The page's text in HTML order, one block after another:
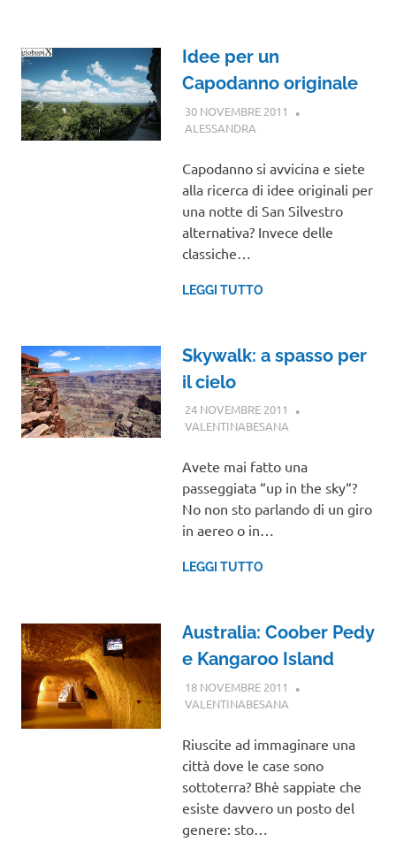
Idee per un
Capodanno originale
30 NOVEMBRE 2011
ALESSANDRA
Capodanno si avvicina e siete
alla ricerca di idee originali per
una notte di San Silvestro
alternativa? Invece delle
classiche…
LEGGI TUTTO
Skywalk: a spasso per
il cielo
24 NOVEMBRE 2011
VALENTINABESANA
Avete mai fatto una
passeggiata “up in the sky“?
No non sto parlando di un giro
in aereo o in…
LEGGI TUTTO
Australia: Coober Pedy
e Kangaroo Island
18 NOVEMBRE 2011
VALENTINABESANA
Riuscite ad immaginare una
città dove le case sono
sottoterra? Bhè sappiate che
esiste davvero un posto del
genere: sto…